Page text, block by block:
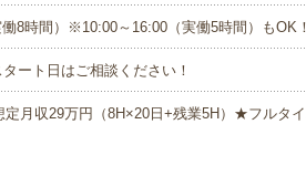
8時間）※10:00～16:00（実働5時間）もOK
ート日はご相談ください！
月収29万円（8H×20日+残業5H）★フルタイ